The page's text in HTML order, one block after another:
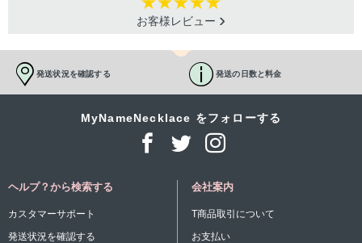
お客様レビュー
発送状況を確認する 発送の日数と料金
MyNameNecklace をフォローする
ヘルプ？から検索する
カスタマーサポート
発送状況を確認する
会社案内
T商品取引について
お支払い